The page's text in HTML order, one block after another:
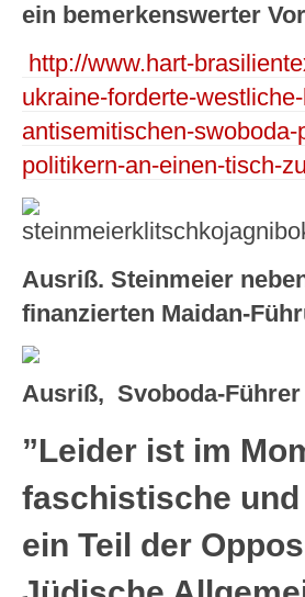
ein bemerkenswerter
http://www.hart-
ukraine-forderte-
antisemitischen-
politikern-an-einen-tisch-
Ausriß. Steinmeier
finanzierten Maidan-
Ausriß, Svoboda-Führer
”Leider ist im
faschistische
ein Teil der